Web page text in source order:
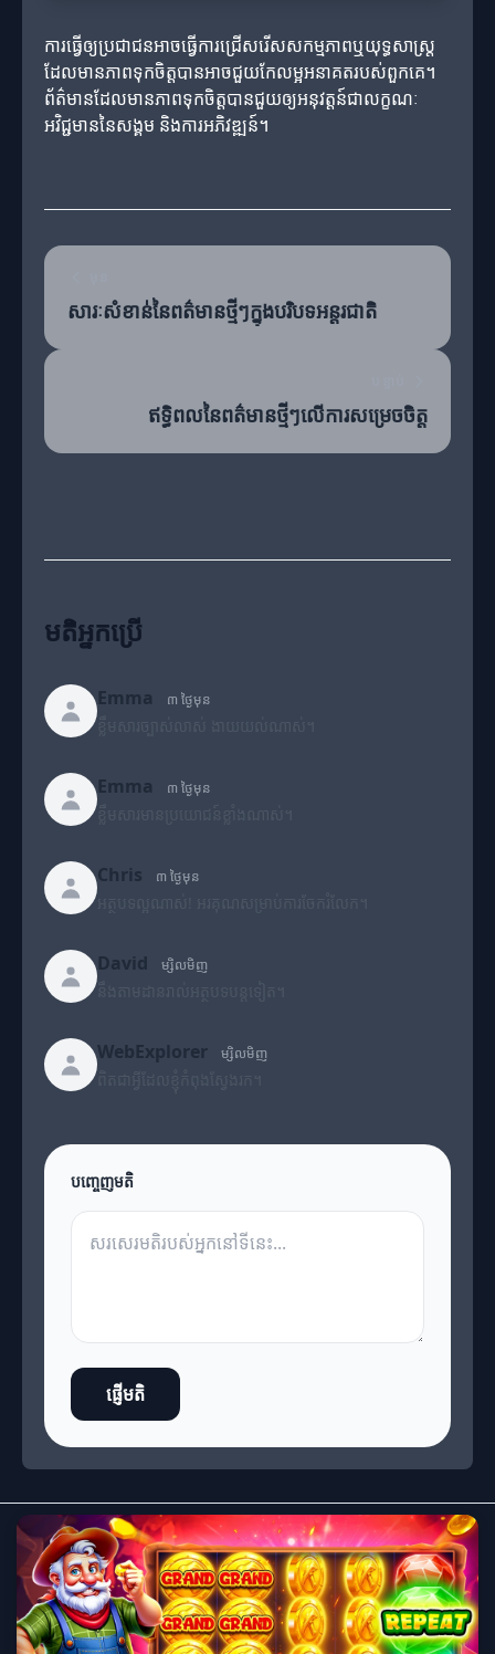
ការធ្វើឲ្យប្រជាជនអាចធ្វើការជ្រើសរើសសកម្មភាពឬយុទ្ធសាស្ត្រ
ដែលមានភាពទុកចិត្តបានអាចជួយកែលម្អអនាគតរបស់ពួកគេ។
ព័ត៌មានដែលមានភាពទុកចិត្តបានជួយឲ្យអនុវត្តន៍ជាលក្ខណៈ
អវិជ្ជមាននៃសង្គម និងការអភិវឌ្ឍន៍។
សារៈសំខាន់នៃពត៌មានថ្មីៗក្នុងបរិបទអន្តរជាតិ
ឥទ្ធិពលនៃពត៌មានថ្មីៗលើការសម្រេចចិត្ត
មតិអ្នកប្រើ
Emma ៣ ថ្ងៃមុន
Emma ៣ ថ្ងៃមុន
Chris ៣ ថ្ងៃមុន
David ម្សិលមិញ
WebExplorer ម្សិលមិញ
បញ្ចេញមតិ
ផ្ញើមតិ